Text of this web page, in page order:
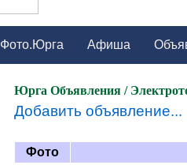
Фото.Юрга Афиша
Юрга Объявления /
Добавить объявление...
Фото